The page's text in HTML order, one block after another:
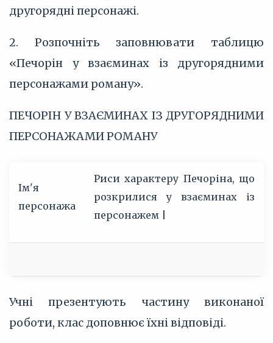
другорядні персонажі.
2. Розпочніть заповнювати таблицю
«Печорін у взаєминах із другорядними
персонажами роману».
ПЕЧОРІН У ВЗАЄМИНАХ ІЗ ДРУГОРЯДНИМИ
ПЕРСОНАЖАМИ РОМАНУ
Ім'я
персонажа
Риси характеру Печоріна, що
розкрилися у взаєминах із
персонажем |
Учні презентують частину виконаної
роботи, клас доповнює їхні відповіді.